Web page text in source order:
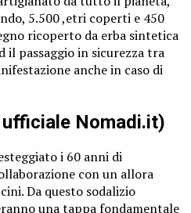
5.500 ,etri coperti e 450
ricoperto da erba sintetica
il passaggio in sicurezza tra
anche in caso di
Nomadi.it)
i 60 anni di
con un allora
Da questo sodalizio
una tappa fondamentale